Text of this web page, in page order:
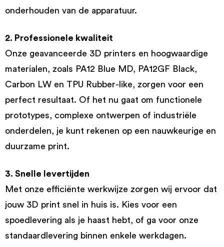
onderhouden van de apparatuur.
2. Professionele kwaliteit
Onze geavanceerde 3D printers en hoogwaardige
materialen, zoals PA12 Blue MD, PA12GF Black,
Carbon LW en TPU Rubber-like, zorgen voor een
perfect resultaat. Of het nu gaat om functionele
prototypes, complexe ontwerpen of industriële
onderdelen, je kunt rekenen op een nauwkeurige en
duurzame print.
3. Snelle levertijden
Met onze efficiënte werkwijze zorgen wij ervoor dat
jouw 3D print snel in huis is. Kies voor een
spoedlevering als je haast hebt, of ga voor onze
standaardlevering binnen enkele werkdagen.